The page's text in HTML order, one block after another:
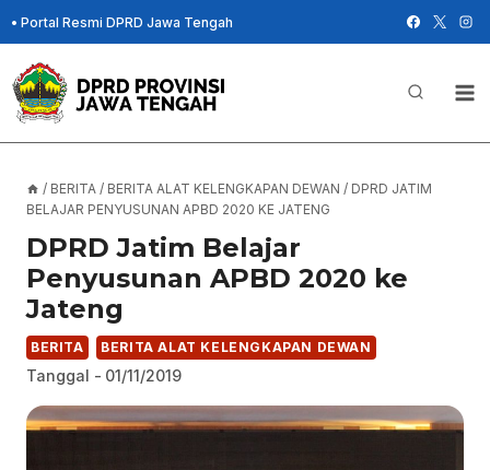
Skip
to
content
• Portal Resmi DPRD Jawa Tengah
/ BERITA / BERITA ALAT KELENGKAPAN DEWAN / DPRD JATIM
BELAJAR PENYUSUNAN APBD 2020 KE JATENG
DPRD Jatim Belajar
Penyusunan APBD 2020 ke
Jateng
BERITA BERITA ALAT KELENGKAPAN DEWAN
Tanggal - 01/11/2019